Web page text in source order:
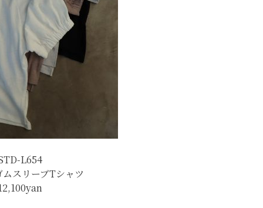
L654
スリーブTシャツ